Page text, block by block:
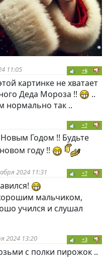
11:05 +6
картинке не хватает
Деда Мороза !!
..
нормально так ..
+7
Годом !! Будьте
году !!
2024 11:31 +7
мальчиком,
учился и слушал
2024 13:20 +3
с полки пирожок ..